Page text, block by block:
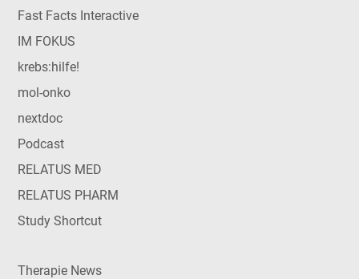
Fast Facts Interactive
IM FOKUS
krebs:hilfe!
mol-onko
nextdoc
Podcast
RELATUS MED
RELATUS PHARM
Study Shortcut
Therapie News